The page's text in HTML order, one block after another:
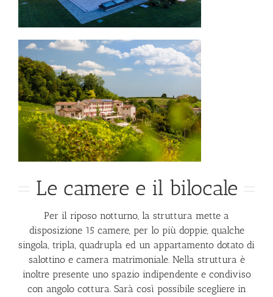
Le camere e il bilocale
Per il riposo notturno, la struttura mette a
disposizione 15 camere, per lo più doppie, qualche
singola, tripla, quadrupla ed un appartamento dotato di
salottino e camera matrimoniale. Nella struttura è
inoltre presente uno spazio indipendente e condiviso
con angolo cottura. Sarà così possibile scegliere in